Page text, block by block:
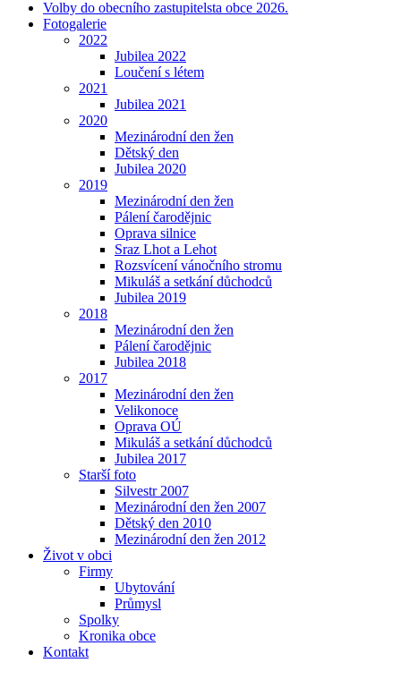
Volby do obecního zastupitelsta obce 2026.
Fotogalerie
2022
Jubilea 2022
Loučení s létem
2021
Jubilea 2021
2020
Mezinárodní den žen
Dětský den
Jubilea 2020
2019
Mezinárodní den žen
Pálení čarodějnic
Oprava silnice
Sraz Lhot a Lehot
Rozsvícení vánočního stromu
Mikuláš a setkání důchodců
Jubilea 2019
2018
Mezinárodní den žen
Pálení čarodějnic
Jubilea 2018
2017
Mezinárodní den žen
Velikonoce
Oprava OÚ
Mikuláš a setkání důchodců
Jubilea 2017
Starší foto
Silvestr 2007
Mezinárodní den žen 2007
Dětský den 2010
Mezinárodní den žen 2012
Život v obci
Firmy
Ubytování
Průmysl
Spolky
Kronika obce
Kontakt